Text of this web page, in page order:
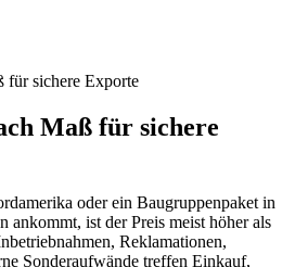
Maß für sichere
oder ein Baugruppenpaket in
ankommt, ist der Preis meist höher als
Reklamationen,
Sonderaufwände treffen Einkauf,